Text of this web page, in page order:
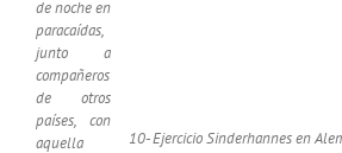
10- Ejercicio Sinderhannes en
de noche en
paracaídas,
junto a
compañeros
de otros
países, con
aquella